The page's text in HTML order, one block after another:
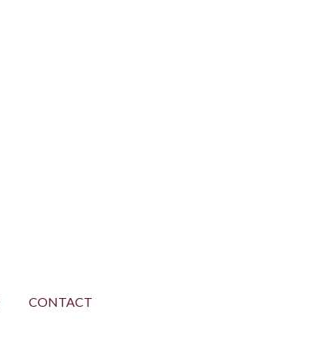
CONTACT